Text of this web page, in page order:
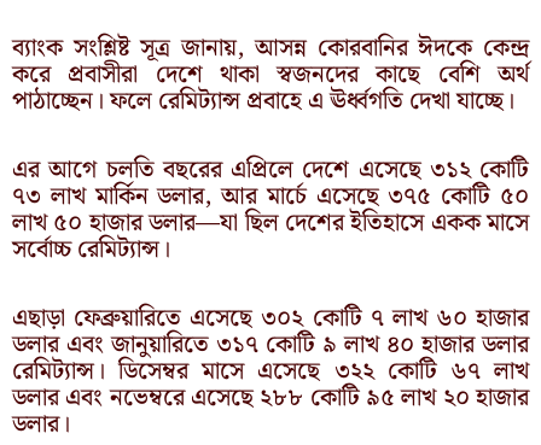
ব্যাংক সংশ্লিষ্ট সূত্র জানায়, আসন্ন কোরবানির ঈদকে কেন্দ্র
করে প্রবাসীরা দেশে থাকা স্বজনদের কাছে বেশি অর্থ
পাঠাচ্ছেন। ফলে রেমিট্যান্স প্রবাহে এ ঊর্ধ্বগতি দেখা যাচ্ছে।
এর আগে চলতি বছরের এপ্রিলে দেশে এসেছে ৩১২ কোটি
৭৩ লাখ মার্কিন ডলার, আর মার্চে এসেছে ৩৭৫ কোটি ৫০
লাখ ৫০ হাজার ডলার—যা ছিল দেশের ইতিহাসে একক মাসে
সর্বোচ্চ রেমিট্যান্স।
এছাড়া ফেব্রুয়ারিতে এসেছে ৩০২ কোটি ৭ লাখ ৬০ হাজার
ডলার এবং জানুয়ারিতে ৩১৭ কোটি ৯ লাখ ৪০ হাজার ডলার
রেমিট্যান্স। ডিসেম্বর মাসে এসেছে ৩২২ কোটি ৬৭ লাখ
ডলার এবং নভেম্বরে এসেছে ২৮৮ কোটি ৯৫ লাখ ২০ হাজার
ডলার।